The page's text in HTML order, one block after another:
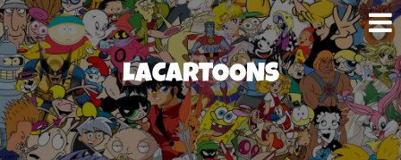
LACARTOONS